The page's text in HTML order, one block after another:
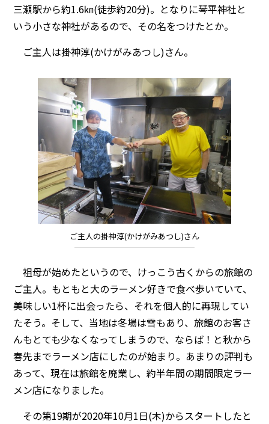
三瀬駅から約1.6㎞(徒歩約20分)。となりに琴平神社と
いう小さな神社があるので、その名をつけたとか。
ご主人は掛神淳(かけがみあつし)さん。
ご主人の掛神淳(かけがみあつし)さん
祖母が始めたというので、けっこう古くからの旅館の
ご主人。もともと大のラーメン好きで食べ歩いていて、
美味しい1杯に出会ったら、それを個人的に再現してい
たそう。そして、当地は冬場は雪もあり、旅館のお客さ
んもとても少なくなってしまうので、ならば！と秋から
春先までラーメン店にしたのが始まり。あまりの評判も
あって、現在は旅館を廃業し、約半年間の期間限定ラー
メン店になりました。
その第19期が2020年10月1日(木)からスタートしたと